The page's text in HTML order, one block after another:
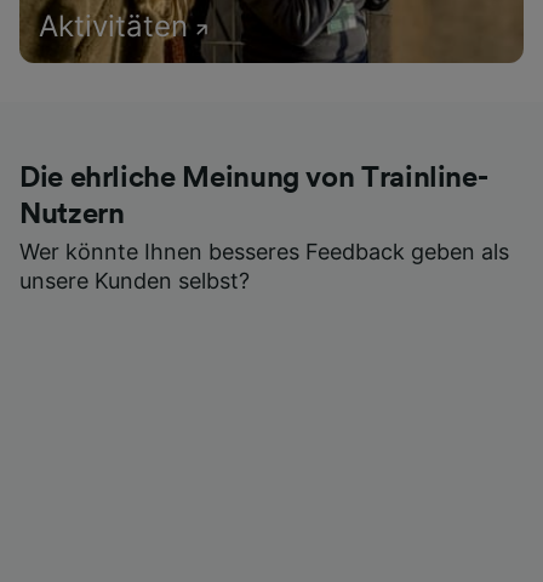
Aktivitäten
Die ehrliche Meinung von Trainline-
Nutzern
Wer könnte Ihnen besseres Feedback geben als
unsere Kunden selbst?